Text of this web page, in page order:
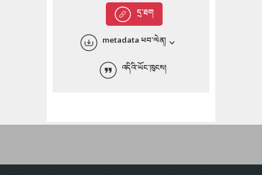
English
ភាសាខ្មែរ
དྲ་ཐག
metadata ཕབ་ལེན།
འདིའི་ཡོང་ཁུངས།